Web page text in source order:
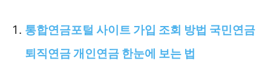
통합연금포털 사이트 가입 조회 방법 국민연금
퇴직연금 개인연금 한눈에 보는 법